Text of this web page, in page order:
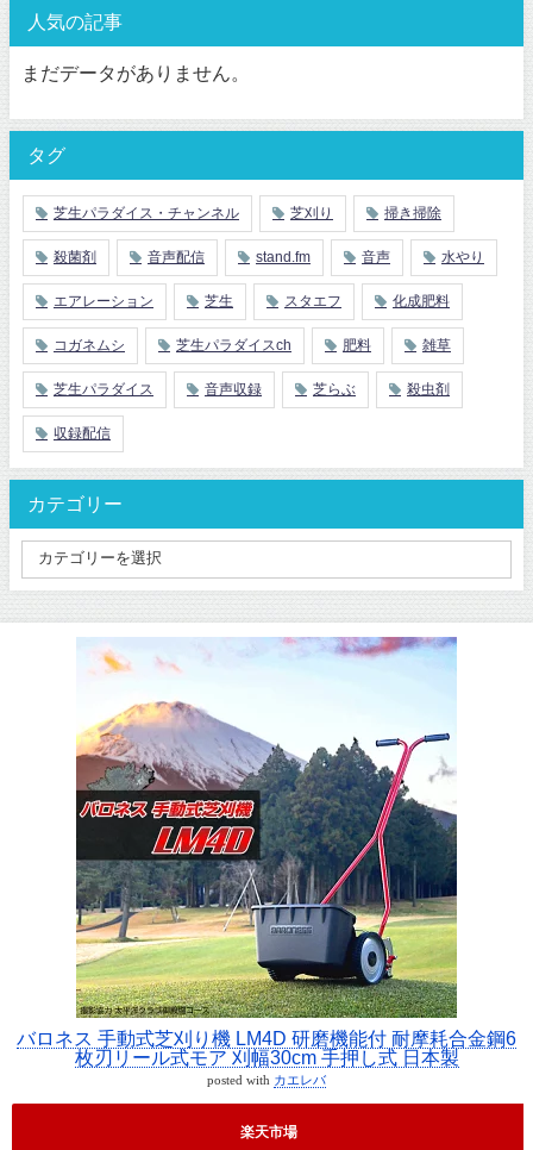
人気の記事
まだデータがありません。
タグ
芝生パラダイス・チャンネル 芝刈り 掃き掃除
殺菌剤 音声配信 stand.fm 音声 水やり
エアレーション 芝生 スタエフ 化成肥料
コガネムシ 芝生パラダイスch 肥料 雑草
芝生パラダイス 音声収録 芝らぶ 殺虫剤
収録配信
カテゴリー
バロネス 手動式芝刈り機 LM4D 研磨機能付 耐摩耗合金鋼6
枚刃リール式モア 刈幅30cm 手押し式 日本製
posted with カエレバ
楽天市場